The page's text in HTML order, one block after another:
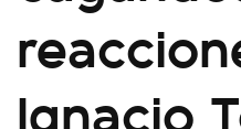
Ignacio